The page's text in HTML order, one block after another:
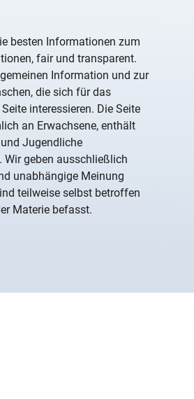
besten Informationen zum
fair und transparent.
Information und zur
die sich für das
interessieren. Die Seite
an Erwachsene, enthält
Jugendliche
Wir geben ausschließlich
unabhängige Meinung
teilweise selbst betroffen
Materie befasst.